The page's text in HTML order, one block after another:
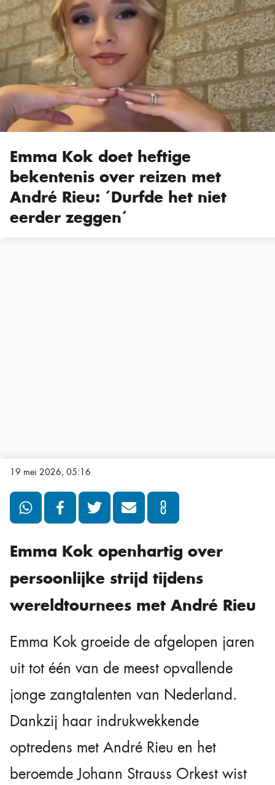
Emma Kok doet heftige
bekentenis over reizen met
André Rieu: ´Durfde het niet
eerder zeggen´
19 mei 2026, 05:16
Emma Kok openhartig over
persoonlijke strijd tijdens
wereldtournees met André Rieu
Emma Kok groeide de afgelopen jaren
uit tot één van de meest opvallende
jonge zangtalenten van Nederland.
Dankzij haar indrukwekkende
optredens met André Rieu en het
beroemde Johann Strauss Orkest wist